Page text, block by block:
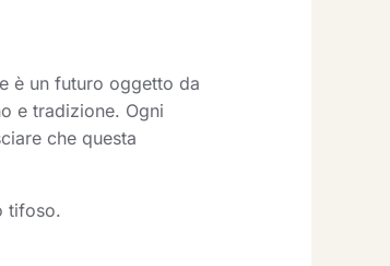
è un futuro oggetto da
e tradizione. Ogni
che questa
tifoso.